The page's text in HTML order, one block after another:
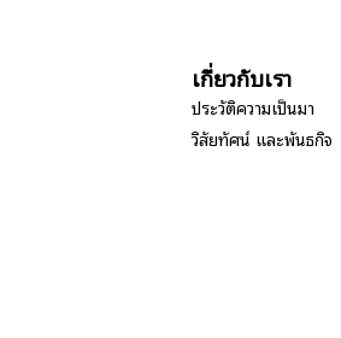
เกี่ยวกับเรา
ประวัติความเป็นมา
วิสัยทัศน์ และพันธกิจ